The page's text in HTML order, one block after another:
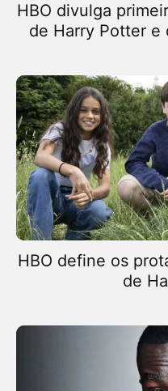
HBO divulga
de Harry Potter e
HBO define os
de